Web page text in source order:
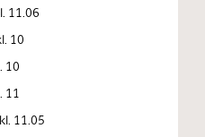
11.06
10
10
11
11.05